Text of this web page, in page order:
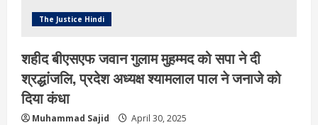
मारने
की
The Justice Hindi
शहीद बीएसएफ जवान गुलाम मुहम्मद को सपा ने दी
श्रद्धांजलि, प्रदेश अध्यक्ष श्यामलाल पाल ने जनाजे को
दिया कंधा
Muhammad Sajid April 30, 2025